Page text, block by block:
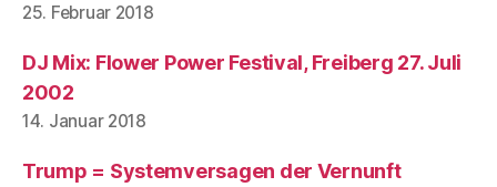
25. Februar 2018
DJ Mix: Flower Power Festival, Freiberg 27. Juli
2002
14. Januar 2018
Trump = Systemversagen der Vernunft